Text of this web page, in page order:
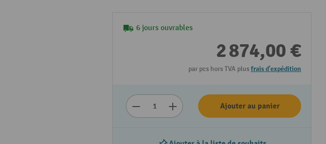
6 jours ouvrables
2 874,00 €
par pcs hors TVA plusfrais d'expédition
Ajouter au panier